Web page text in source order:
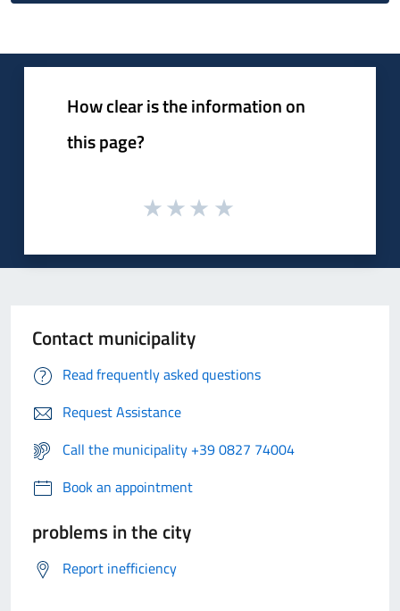
How clear is the information on
this page?
Contact municipality
Read frequently asked questions
Request Assistance
Call the municipality +39 0827 74004
Book an appointment
problems in the city
Report inefficiency